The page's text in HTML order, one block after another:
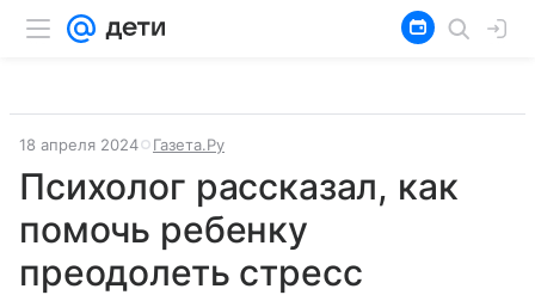
18 апреля 2024 Газета.Ру
Психолог рассказал, как
помочь ребенку
преодолеть стресс